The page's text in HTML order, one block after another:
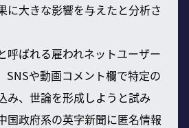
に大きな影響を与えたと分析さ
呼ばれる雇われネットユーザー
SNSや動画コメント欄で特定の
み、世論を形成しようと試み
国政府系の英字新聞に匿名情報